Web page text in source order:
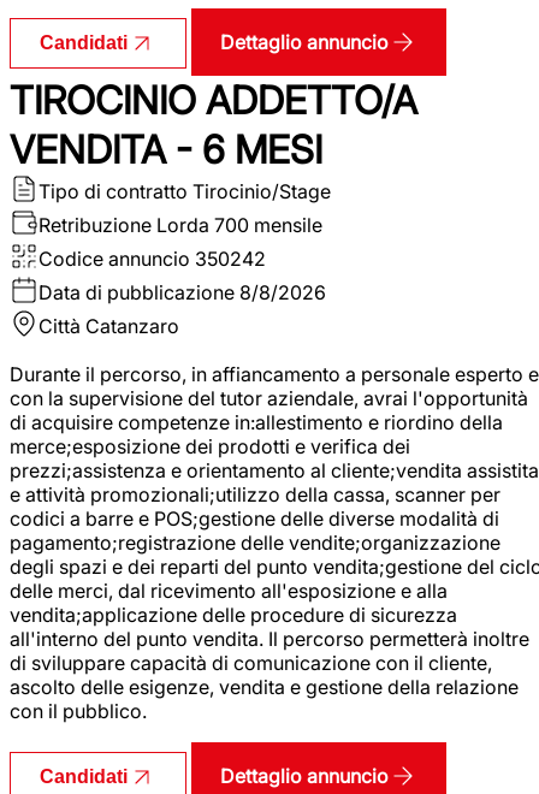
Candidati Dettaglio annuncio
TIROCINIO ADDETTO/A
VENDITA - 6 MESI
Tipo di contratto Tirocinio/Stage
Retribuzione Lorda 700 mensile
Codice annuncio 350242
Data di pubblicazione 8/8/2026
Città Catanzaro
Durante il percorso, in affiancamento a personale esperto e
con la supervisione del tutor aziendale, avrai l'opportunità
di acquisire competenze in:allestimento e riordino della
merce;esposizione dei prodotti e verifica dei
prezzi;assistenza e orientamento al cliente;vendita assistita
e attività promozionali;utilizzo della cassa, scanner per
codici a barre e POS;gestione delle diverse modalità di
pagamento;registrazione delle vendite;organizzazione
degli spazi e dei reparti del punto vendita;gestione del
delle merci, dal ricevimento all'esposizione e alla
vendita;applicazione delle procedure di sicurezza
all'interno del punto vendita. Il percorso permetterà inoltre
di sviluppare capacità di comunicazione con il cliente,
ascolto delle esigenze, vendita e gestione della relazione
con il pubblico.
Candidati Dettaglio annuncio